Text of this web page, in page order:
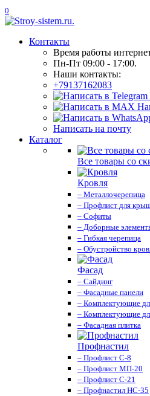
0
Контакты
Время работы
Пн-Пт 09:00 - 17:00.
Наши контакты:
+79137162083
Написать на почту
Каталог
Все товары со
Кровля
– Металлочерепица
– Профлист для
– Софиты
– Доборные
– Гибкая черепица
– Обустройство
Фасад
– Сайдинг
– Фасадные панели
– Комплектующие
– Комплектующие
– Фасадная плитка
Профнастил
– Профлист С-8
– Профлист МП-20
– Профлист С-21
– Профнастил НС-35